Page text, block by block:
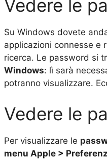
Vedere le
Su Windows dovete
applicazioni connesse e
ricerca. Le password si
Windows: lì sarà
potranno visualizzare.
Vedere le
Per visualizzare le
menu Apple >